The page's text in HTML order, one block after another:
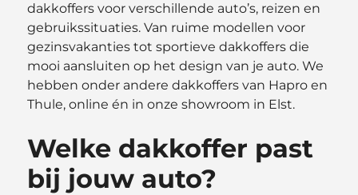
dakkoffers voor verschillende auto’s, reizen en
gebruikssituaties. Van ruime modellen voor
gezinsvakanties tot sportieve dakkoffers die
mooi aansluiten op het design van je auto. We
hebben onder andere dakkoffers van Hapro en
Thule, online én in onze showroom in Elst.
Welke dakkoffer past
bij jouw auto?